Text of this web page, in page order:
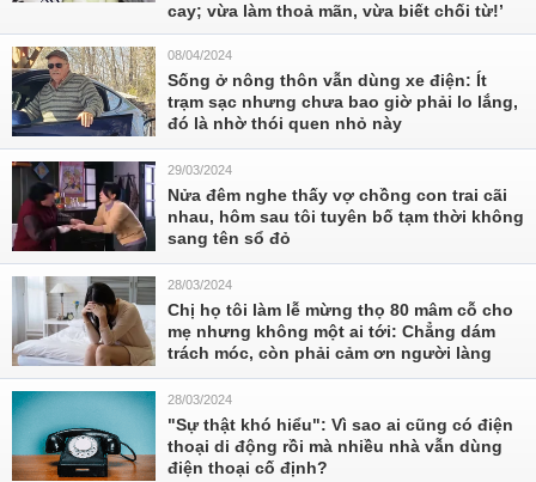
cay; vừa làm thoả mãn, vừa biết chối từ!’
08/04/2024
Sống ở nông thôn vẫn dùng xe điện: Ít
trạm sạc nhưng chưa bao giờ phải lo lắng,
đó là nhờ thói quen nhỏ này
29/03/2024
Nửa đêm nghe thấy vợ chồng con trai cãi
nhau, hôm sau tôi tuyên bố tạm thời không
sang tên sổ đỏ
28/03/2024
Chị họ tôi làm lễ mừng thọ 80 mâm cỗ cho
mẹ nhưng không một ai tới: Chẳng dám
trách móc, còn phải cảm ơn người làng
28/03/2024
"Sự thật khó hiểu": Vì sao ai cũng có điện
thoại di động rồi mà nhiều nhà vẫn dùng
điện thoại cố định?